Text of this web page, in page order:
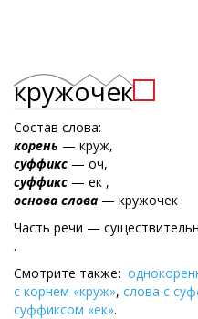
кружочек
Состав слова:
корень — круж,
суффикс — оч,
суффикс — ек ,
основа слова — кружочек
Часть речи —
.
Смотрите также:
с корнем «круж», слова с
суффиксом «ек».